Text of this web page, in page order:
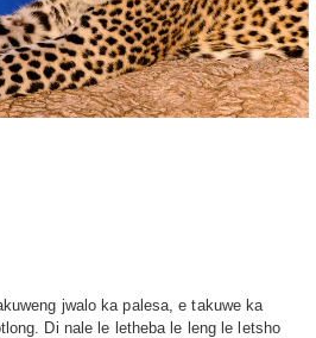
jwalo ka palesa, e takuwe ka
Di nale le letheba le leng le letsho